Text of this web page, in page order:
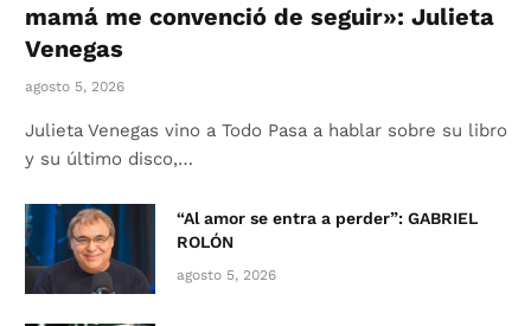
mamá me convenció de seguir»: Julieta
Venegas
agosto 5, 2026
Julieta Venegas vino a Todo Pasa a hablar sobre su libro
y su último disco,…
“Al amor se entra a perder”: GABRIEL
ROLÓN
agosto 5, 2026